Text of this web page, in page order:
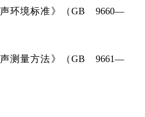
声环境标准》（GB 9660—
声测量方法》（GB 9661—